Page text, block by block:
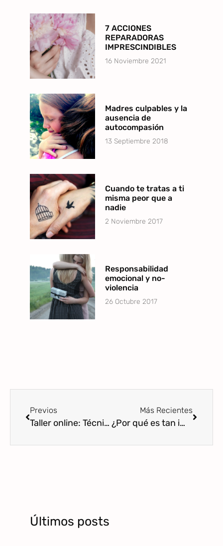
7 ACCIONES
REPARADORAS
IMPRESCINDIBLES
16 Noviembre 2021
Madres culpables y la
ausencia de
autocompasión
13 Septiembre 2018
Cuando te tratas a ti
misma peor que a
nadie
2 Noviembre 2017
Responsabilidad
emocional y no-
violencia
26 Octubre 2017
Previos
Taller online: Técnicas de resolución de conflictos con los hijos: aprende a fomentar el desarrollo de su asertividad y su autoestima resolviendo respetuosamente los conflictos cotidianos
Más Recientes
¿Por qué es tan importante la gestión de la agresividad en la primera infancia?
Últimos posts